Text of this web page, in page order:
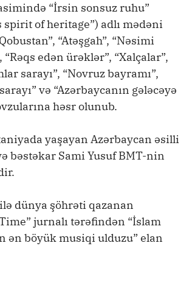
“İrsin sonsuz ruhu”
spirit of heritage”) adlı mədəni
“Atəşgah”, “Nəsimi
“Rəqs edən ürəklər”, “Xalçalar”,
sarayı”, “Novruz bayramı”,
və “Azərbaycanın gələcəyə
həsr olunub.
yaşayan Azərbaycan əsilli
bəstəkar Sami Yusuf BMT-nin
dünya şöhrəti qazanan
jurnalı tərəfindən “İslam
ən böyük musiqi ulduzu” elan